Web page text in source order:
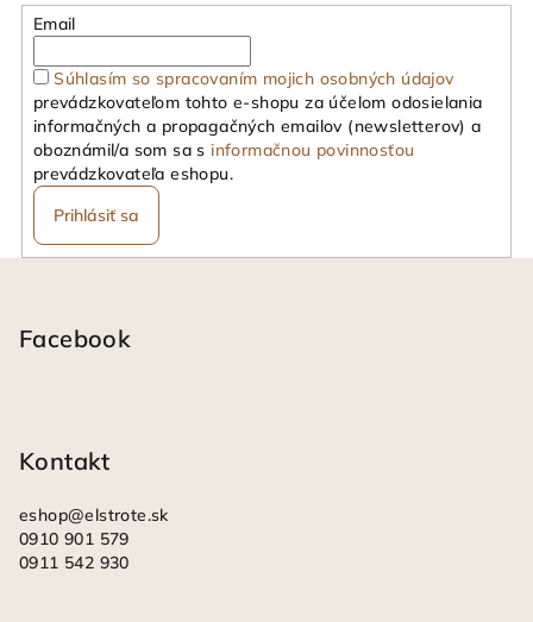
Email
Súhlasím so spracovaním mojich osobných údajov
prevádzkovateľom tohto e-shopu za účelom odosielania
informačných a propagačných emailov (newsletterov) a
oboznámil/a som sa s informačnou povinnosťou
prevádzkovateľa eshopu.
Prihlásiť sa
Facebook
Kontakt
eshop@elstrote.sk
0910 901 579
0911 542 930